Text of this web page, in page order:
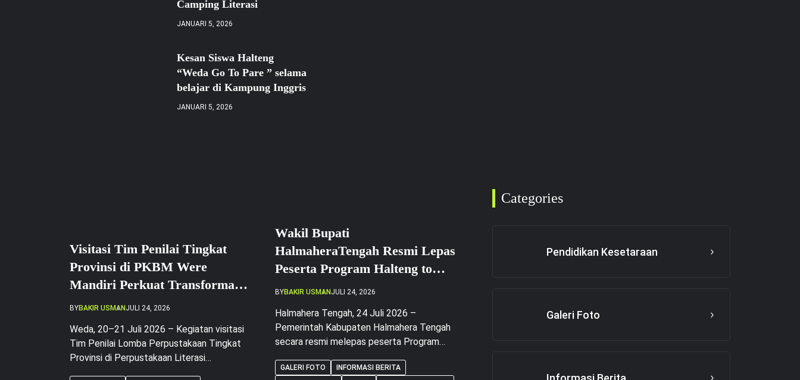
Camping Literasi
JANUARI 5, 2026
Kesan Siswa Halteng
“Weda Go To Pare ” selama
belajar di Kampung Inggris
JANUARI 5, 2026
Visitasi Tim Penilai Tingkat
Provinsi di PKBM Were
Mandiri Perkuat Transformasi
Literasi Berbasis Inklusi Sosial
BYBAKIR USMAN JULI 24, 2026
Weda, 20–21 Juli 2026 – Kegiatan visitasi
Tim Penilai Lomba Perpustakaan Tingkat
Provinsi di Perpustakaan Literasi
Wakil Bupati
HalmaheraTengah Resmi Lepas
Peserta Program Halteng to
Pare
BYBAKIR USMAN JULI 24, 2026
Halmahera Tengah, 24 Juli 2026 –
Pemerintah Kabupaten Halmahera Tengah
secara resmi melepas peserta Program
berlangsung di Gedung Perpustakaan
GALERI FOTO
INFORMASI BERITA
Categories
Pendidikan Kesetaraan
Galeri Foto